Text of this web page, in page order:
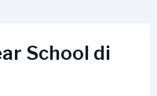
School di